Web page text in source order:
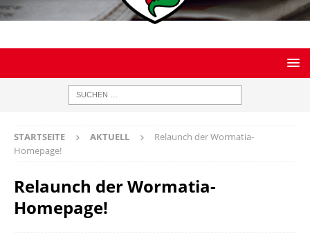
STARTSEITE AKTUELL
Relaunch der Wormatia-
Homepage!
Relaunch der Wormatia-
Homepage!